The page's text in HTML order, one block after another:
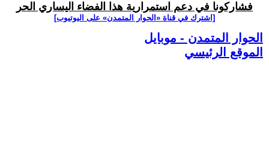
فشاركونا في دعم استمرارية هذا الفضاء اليساري الحر
[اشترك في قناة ‫«الحوار المتمدن» على اليوتيوب]
الحوار المتمدن - موبايل
الموقع الرئيسي